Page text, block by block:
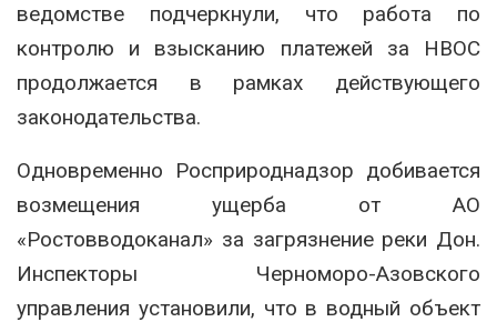
ведомстве подчеркнули, что работа по
контролю и взысканию платежей за НВОС
продолжается в рамках действующего
законодательства.
Одновременно Росприроднадзор добивается
возмещения ущерба от АО
«Ростовводоканал» за загрязнение реки Дон.
Инспекторы Черноморо-Азовского
управления установили, что в водный объект